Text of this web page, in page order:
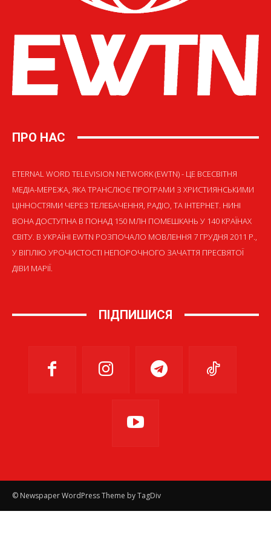
ПРО НАС
ETERNAL WORD TELEVISION NETWORK (EWTN) - ЦЕ ВСЕСВІТНЯ
МЕДІА-МЕРЕЖА, ЯКА ТРАНСЛЮЄ ПРОГРАМИ З ХРИСТИЯНСЬКИМИ
ЦІННОСТЯМИ ЧЕРЕЗ ТЕЛЕБАЧЕННЯ, РАДІО, ТА ІНТЕРНЕТ. НИНІ
ВОНА ДОСТУПНА В ПОНАД 150 МЛН ПОМЕШКАНЬ У 140 КРАЇНАХ
СВІТУ. В УКРАЇНІ EWTN РОЗПОЧАЛО МОВЛЕННЯ 7 ГРУДНЯ 2011 Р.,
У ВІГІЛІЮ УРОЧИСТОСТІ НЕПОРОЧНОГО ЗАЧАТТЯ ПРЕСВЯТОЇ
ДІВИ МАРІЇ.
ПІДПИШИСЯ
© Newspaper WordPress Theme by TagDiv